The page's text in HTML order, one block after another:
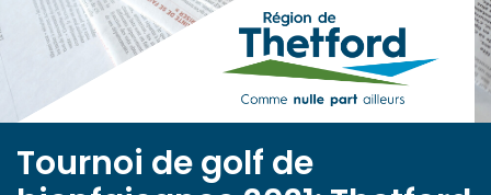
Tournoi de golf de